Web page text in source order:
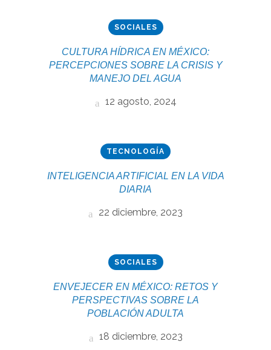
SOCIALES
CULTURA HÍDRICA EN MÉXICO:
PERCEPCIONES SOBRE LA CRISIS Y
MANEJO DEL AGUA
12 agosto, 2024
TECNOLOGÍA
INTELIGENCIA ARTIFICIAL EN LA VIDA
DIARIA
22 diciembre, 2023
SOCIALES
ENVEJECER EN MÉXICO: RETOS Y
PERSPECTIVAS SOBRE LA
POBLACIÓN ADULTA
18 diciembre, 2023